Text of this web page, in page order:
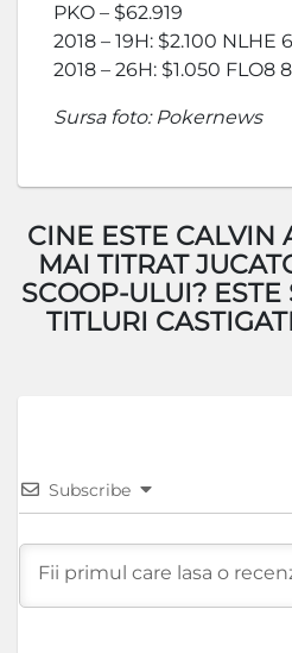
PKO – $62.919
2018 – 19H: $2.100 NLHE
2018 – 26H: $1.050 FLO8
Sursa foto: Pokernews
CINE ESTE CALVIN
MAI TITRAT
SCOOP-ULUI?
TITLURI
Subscribe